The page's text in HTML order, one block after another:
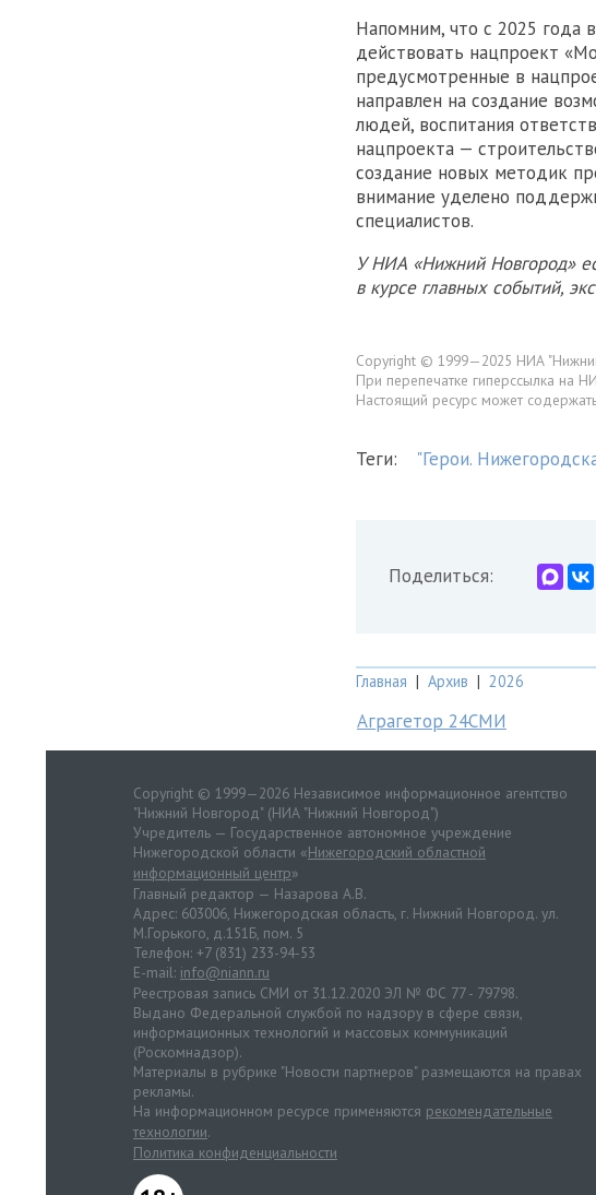
Напомним, что с 2025 года
действовать нацпроект
предусмотренные в
направлен на создание
людей, воспитания
нацпроекта —
создание новых методик
внимание уделено
специалистов.
У НИА «Нижний Новгород»
в курсе главных событий,
Copyright © 1999—2025 НИА
При перепечатке гиперссылка на
Настоящий ресурс может
Теги: "Герои.
Поделиться:
Главная | Архив | 2026
Аграгетор 24СМИ
Copyright © 1999—2026 Независимое информационное агентство
"Нижний Новгород" (НИА "Нижний Новгород")
Учредитель — Государственное автономное учреждение
Нижегородской области «Нижегородский областной
информационный центр»
Главный редактор — Назарова А.В.
Адрес: 603006, Нижегородская область, г. Нижний Новгород. ул.
М.Горького, д.151Б, пом. 5
Телефон: +7 (831) 233-94-53
E-mail: info@niann.ru
Реестровая запись СМИ от 31.12.2020 ЭЛ № ФС 77 - 79798.
Выдано Федеральной службой по надзору в сфере связи,
информационных технологий и массовых коммуникаций
(Роскомнадзор).
Материалы в рубрике "Новости партнеров" размещаются на правах
рекламы.
На информационном ресурсе применяются рекомендательные
технологии.
Политика конфиденциальности